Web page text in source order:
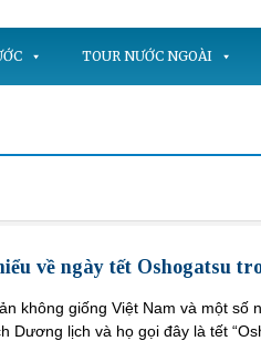
TOUR NƯỚC NGOÀI
về ngày tết Oshogatsu
không giống Việt Nam và một
Dương lịch và họ gọi đây là tết